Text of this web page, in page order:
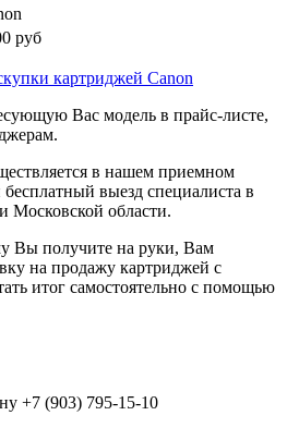
руб
картриджей Canon
Вас модель в прайс-листе,
в нашем приемном
выезд специалиста в
Московской области.
Вы получите на руки, Вам
на продажу картриджей с
итог самостоятельно с помощью
+7 (903) 795-15-10